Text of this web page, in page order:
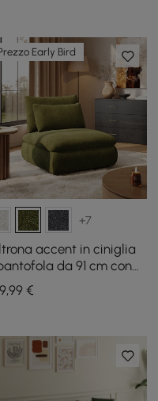
Early Bird
+7
accent in ciniglia
da 91 cm con
nascosto e
rimovibile
,99€